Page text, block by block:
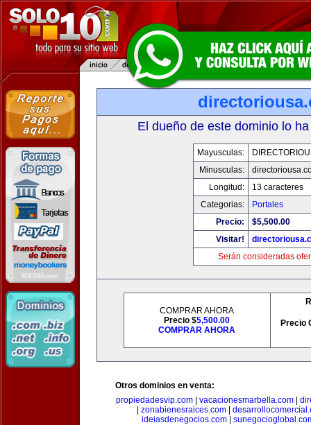
El dueño de este dominio lo
Mayusculas:
Minusculas:
Longitud:
13 caracteres
Categorias:
Portales
Precio:
$5,500.00
Visitar!
Serán consideradas
COMPRAR AHORA
Precio $5,500.00
COMPRAR AHORA
Precio
Otros dominios en venta:
propiedadesvip.com
vacacionesmarbella.com
zonabienesraices.com
ideiasdenegocios.com|